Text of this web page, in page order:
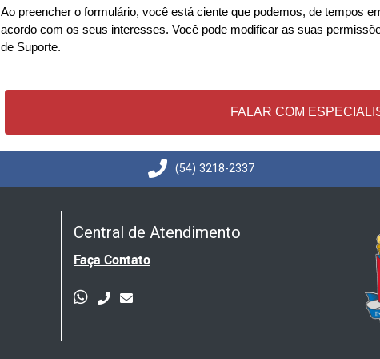
Ao preencher o formulário, você está ciente que podemos, de tempos
acordo com os seus interesses. Você pode modificar as suas
de Suporte.
FALAR COM
(54) 3218-2337
Central de Atendimento
Faça Contato